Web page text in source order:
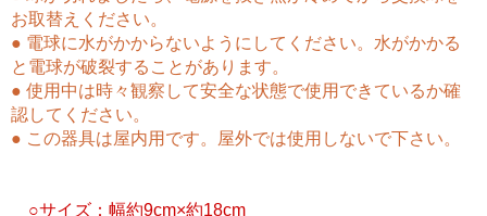
お取替えください。
● 電球に水がかからないようにしてください。水がかかる
と電球が破裂することがあります。
● 使用中は時々観察して安全な状態で使用できているか確
認してください。
● この器具は屋内用です。屋外では使用しないで下さい。
○サイズ：幅約9cm×約18cm